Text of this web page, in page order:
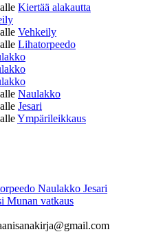
Kiertää alakautta
Vehkeily
Lihatorpeedo
Naulakko
Jesari
Ympärileikkaus
Naulakko Jesari
Munan vatkaus